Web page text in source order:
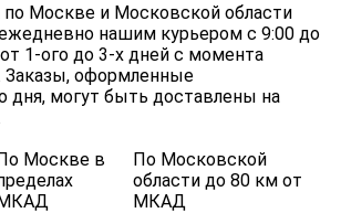
по Москве и Московской области
нашим курьером с 9:00 до
1-ого до 3-х дней с момента
Заказы, оформленные
дня, могут быть доставлены на
Москве в
По Московской
области до 80 км от
МКАД